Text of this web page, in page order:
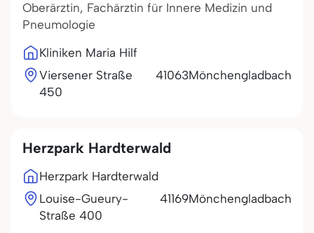
Oberärztin, Fachärztin für Innere Medizin und
Pneumologie
Kliniken Maria Hilf
Viersener Straße
450
41063Mönchengladbach
Herzpark Hardterwald
Herzpark Hardterwald
Louise-Gueury-
Straße 400
41169Mönchengladbach